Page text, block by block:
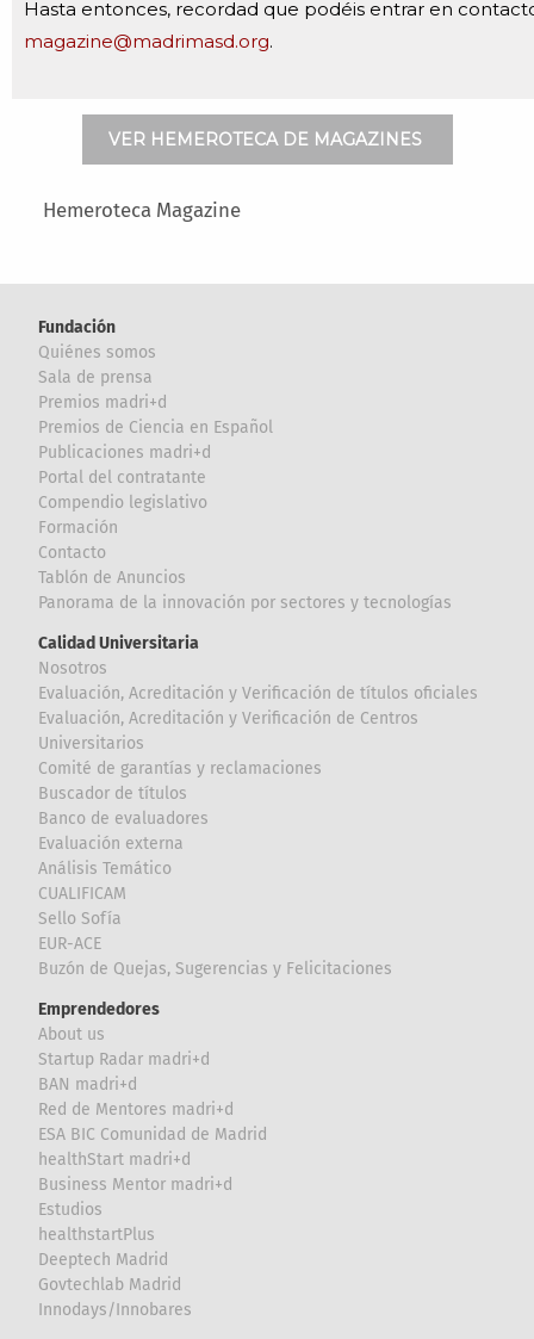
Main menu
Hemeroteca Magazine
Hasta entonces, recordad que podéis entrar en
magazine@madrimasd.org.
VER HEMEROTECA DE MAGAZINES
Fundación
Quiénes somos
Sala de prensa
Premios madri+d
Premios de Ciencia en Español
Publicaciones madri+d
Portal del contratante
Compendio legislativo
Formación
Contacto
Tablón de Anuncios
Panorama de la innovación por sectores y tecnologías
Calidad Universitaria
Nosotros
Evaluación, Acreditación y Verificación de títulos oficiales
Evaluación, Acreditación y Verificación de Centros
Universitarios
Comité de garantías y reclamaciones
Buscador de títulos
Banco de evaluadores
Evaluación externa
Análisis Temático
CUALIFICAM
Sello Sofía
EUR-ACE
Buzón de Quejas, Sugerencias y Felicitaciones
Emprendedores
About us
Startup Radar madri+d
BAN madri+d
Red de Mentores madri+d
ESA BIC Comunidad de Madrid
healthStart madri+d
Business Mentor madri+d
Estudios
healthstartPlus
Deeptech Madrid
Govtechlab Madrid
Innodays/Innobares